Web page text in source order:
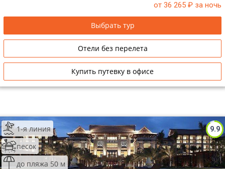
от 36 265 ₽ за ночь
Выбрать тур
Отели без перелета
Купить путевку в офисе
9.9
1-я линия
песок
до пляжа 50 м